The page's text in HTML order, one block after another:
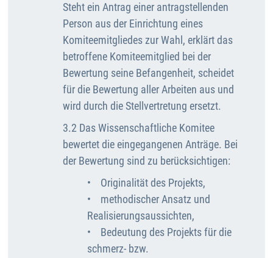
Steht ein Antrag einer antragstellenden
Person aus der Einrichtung eines
Komiteemitgliedes zur Wahl, erklärt das
betroffene Komiteemitglied bei der
Bewertung seine Befangenheit, scheidet
für die Bewertung aller Arbeiten aus und
wird durch die Stellvertretung ersetzt.
3.2 Das Wissenschaftliche Komitee
bewertet die eingegangenen Anträge. Bei
der Bewertung sind zu berücksichtigen:
• Originalität des Projekts,
• methodischer Ansatz und
Realisierungsaussichten,
• Bedeutung des Projekts für die
schmerz- bzw.